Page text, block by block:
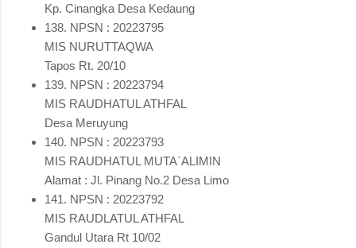
Kp. Cinangka Desa Kedaung
138. NPSN : 20223795
MIS NURUTTAQWA
Tapos Rt. 20/10
139. NPSN : 20223794
MIS RAUDHATUL ATHFAL
Desa Meruyung
140. NPSN : 20223793
MIS RAUDHATUL MUTA`ALIMIN
Alamat : Jl. Pinang No.2 Desa Limo
141. NPSN : 20223792
MIS RAUDLATUL ATHFAL
Gandul Utara Rt 10/02